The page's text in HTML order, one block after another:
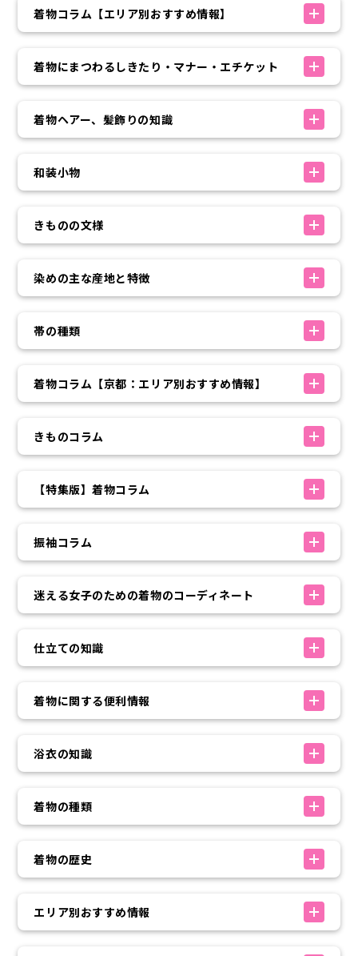
着物コラム【エリア別おすすめ情報】
着物にまつわるしきたり・マナー・エチケット
着物ヘアー、髪飾りの知識
和装小物
きものの文様
染めの主な産地と特徴
帯の種類
着物コラム【京都：エリア別おすすめ情報】
きものコラム
【特集版】着物コラム
振袖コラム
迷える女子のための着物のコーディネート
仕立ての知識
着物に関する便利情報
浴衣の知識
着物の種類
着物の歴史
エリア別おすすめ情報